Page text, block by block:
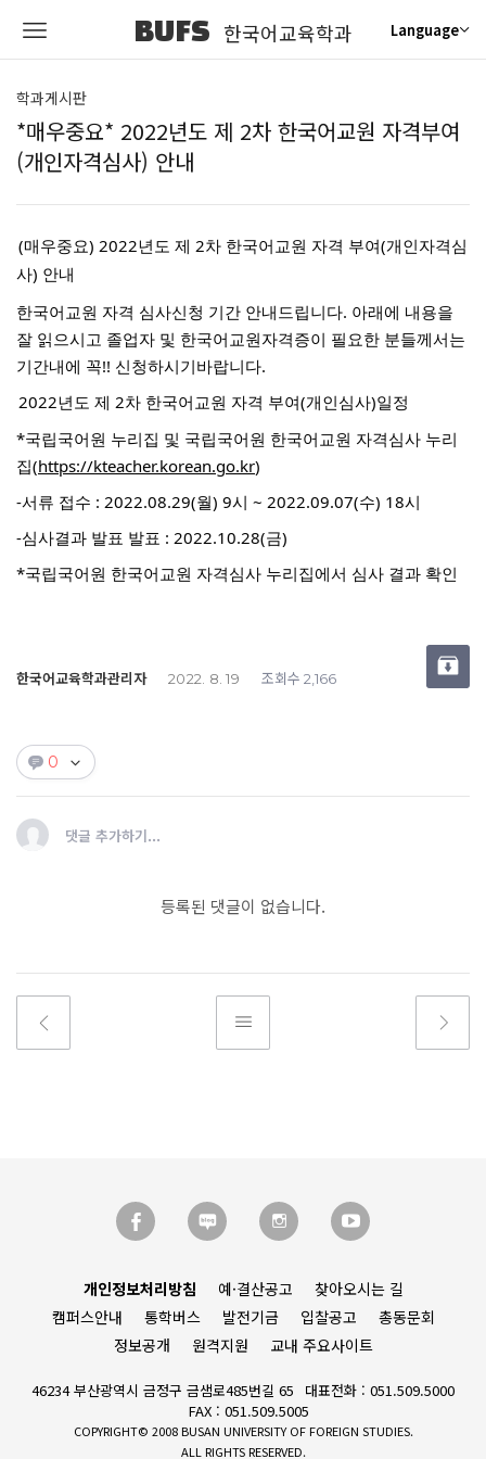
BUFS 한국어교육학과 Language
학과게시판
*매우중요* 2022년도 제 2차 한국어교원 자격부여
(개인자격심사) 안내
(매우중요) 2022년도 제 2차 한국어교원 자격 부여(개인자격심
사) 안내
한국어교원 자격 심사신청 기간 안내드립니다. 아래에 내용을
잘 읽으시고 졸업자 및 한국어교원자격증이 필요한 분들께서는
기간내에 꼭!! 신청하시기바랍니다.
2022년도 제 2차 한국어교원 자격 부여(개인심사)일정
*국립국어원 누리집 및 국립국어원 한국어교원 자격심사 누리
집(https://kteacher.korean.go.kr)
-서류 접수 : 2022.08.29(월) 9시 ~ 2022.09.07(수) 18시
-심사결과 발표 발표 : 2022.10.28(금)
*국립국어원 한국어교원 자격심사 누리집에서 심사 결과 확인
한국어교육학과관리자 2022. 8. 19 조회수 2,166
0
댓글 추가하기...
등록된 댓글이 없습니다.
개인정보처리방침 예·결산공고
찾아오시는 길
캠퍼스안내
통학버스 발전기금 입찰공고
총동문회
정보공개
원격지원 교내 주요사이트
46234 부산광역시 금정구 금샘로485번길 65
대표전화 : 051.509.5000
FAX : 051.509.5005
COPYRIGHT© 2008 BUSAN UNIVERSITY OF FOREIGN STUDIES.
ALL RIGHTS RESERVED.